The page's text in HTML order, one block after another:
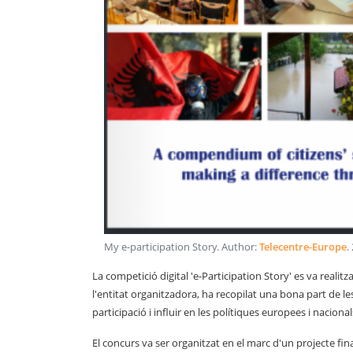
My e-participation Story. Author:Telecentre-Europe.
La competició digital 'e-Participation Story' es va
l'entitat organitzadora, ha recopilat una bona part de
participació i influir en les polítiques europees i
El concurs va ser organitzat en el marc d'un projecte